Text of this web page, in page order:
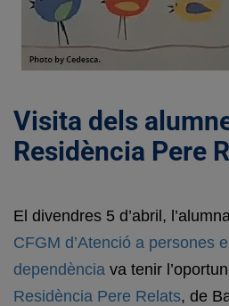
Visita dels
Residència Pere
El divendres 5 d’abril,
CFGM d’Atenció a persones
dependència va tenir
Residència Pere Relats, de